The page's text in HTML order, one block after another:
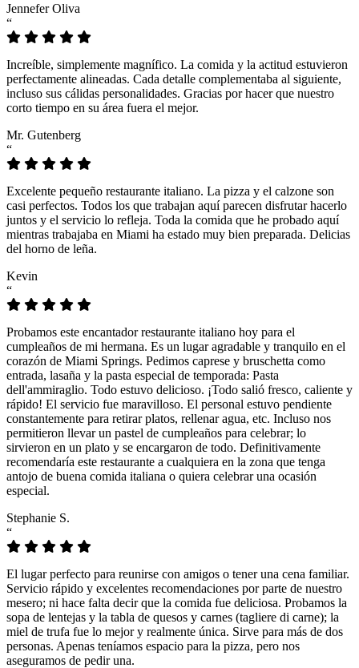
Jennefer Oliva
“
Increíble, simplemente magnífico. La comida y la actitud estuvieron
perfectamente alineadas. Cada detalle complementaba al siguiente,
incluso sus cálidas personalidades. Gracias por hacer que nuestro
corto tiempo en su área fuera el mejor.
Mr. Gutenberg
“
Excelente pequeño restaurante italiano. La pizza y el calzone son
casi perfectos. Todos los que trabajan aquí parecen disfrutar hacerlo
juntos y el servicio lo refleja. Toda la comida que he probado aquí
mientras trabajaba en Miami ha estado muy bien preparada. Delicias
del horno de leña.
Kevin
“
Probamos este encantador restaurante italiano hoy para el
cumpleaños de mi hermana. Es un lugar agradable y tranquilo en el
corazón de Miami Springs. Pedimos caprese y bruschetta como
entrada, lasaña y la pasta especial de temporada: Pasta
dell'ammiraglio. Todo estuvo delicioso. ¡Todo salió fresco, caliente y
rápido! El servicio fue maravilloso. El personal estuvo pendiente
constantemente para retirar platos, rellenar agua, etc. Incluso nos
permitieron llevar un pastel de cumpleaños para celebrar; lo
sirvieron en un plato y se encargaron de todo. Definitivamente
recomendaría este restaurante a cualquiera en la zona que tenga
antojo de buena comida italiana o quiera celebrar una ocasión
especial.
Stephanie S.
“
El lugar perfecto para reunirse con amigos o tener una cena familiar.
Servicio rápido y excelentes recomendaciones por parte de nuestro
mesero; ni hace falta decir que la comida fue deliciosa. Probamos la
sopa de lentejas y la tabla de quesos y carnes (tagliere di carne); la
miel de trufa fue lo mejor y realmente única. Sirve para más de dos
personas. Apenas teníamos espacio para la pizza, pero nos
aseguramos de pedir una.